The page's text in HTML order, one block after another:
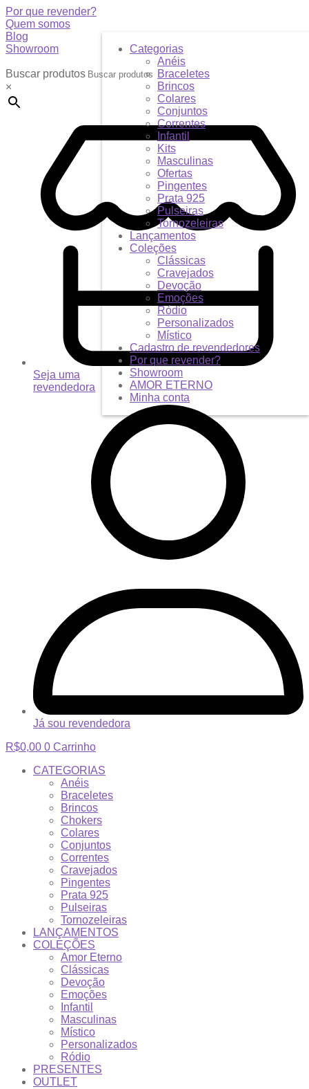
Por que revender?
Quem somos
Blog
Showroom
Buscar produtos
×
Seja uma
revendedora
Já sou revendedora
R$0,00 0 Carrinho
CATEGORIAS
Anéis
Braceletes
Brincos
Chokers
Colares
Conjuntos
Correntes
Cravejados
Pingentes
Prata 925
Pulseiras
Tornozeleiras
LANÇAMENTOS
COLEÇÕES
Amor Eterno
Clássicas
Devoção
Emoções
Infantil
Masculinas
Místico
Personalizados
Ródio
PRESENTES
OUTLET
Categorias
Anéis
Braceletes
Brincos
Colares
Conjuntos
Correntes
Infantil
Kits
Masculinas
Ofertas
Pingentes
Prata 925
Pulseiras
Tornozeleiras
Lançamentos
Coleções
Clássicas
Cravejados
Devoção
Emoções
Ródio
Personalizados
Místico
Cadastro de revendedores
Por que revender?
Showroom
AMOR ETERNO
Minha conta